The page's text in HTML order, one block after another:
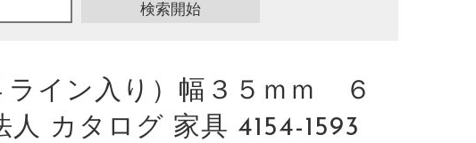
ライン入り）幅３５ｍｍ ６
カタログ 家具 4154-1593